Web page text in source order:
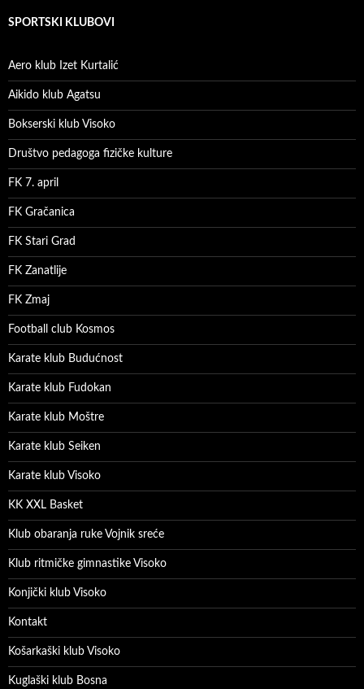
SPORTSKI KLUBOVI
Aero klub Izet Kurtalić
Aikido klub Agatsu
Bokserski klub Visoko
Društvo pedagoga fizičke kulture
FK 7. april
FK Gračanica
FK Stari Grad
FK Zanatlije
FK Zmaj
Football club Kosmos
Karate klub Budućnost
Karate klub Fudokan
Karate klub Moštre
Karate klub Seiken
Karate klub Visoko
KK XXL Basket
Klub obaranja ruke Vojnik sreće
Klub ritmičke gimnastike Visoko
Konjički klub Visoko
Kontakt
Košarkaški klub Visoko
Kuglaški klub Bosna